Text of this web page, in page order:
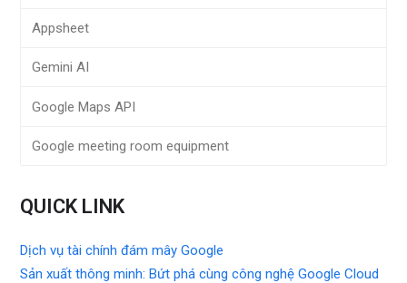
Appsheet
Gemini AI
Google Maps API
Google meeting room equipment
QUICK LINK
Dịch vụ tài chính đám mây Google
Sản xuất thông minh: Bứt phá cùng công nghệ Google Cloud